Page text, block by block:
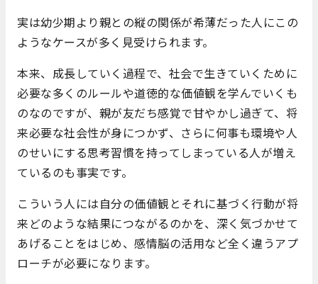
実は幼少期より親との縦の関係が希薄だった人にこの
ようなケースが多く見受けられます。
本来、成長していく過程で、社会で生きていくために
必要な多くのルールや道徳的な価値観を学んでいくも
のなのですが、親が友だち感覚で甘やかし過ぎて、将
来必要な社会性が身につかず、さらに何事も環境や人
のせいにする思考習慣を持ってしまっている人が増え
ているのも事実です。
こういう人には自分の価値観とそれに基づく行動が将
来どのような結果につながるのかを、深く気づかせて
あげることをはじめ、感情脳の活用など全く違うアプ
ローチが必要になります。